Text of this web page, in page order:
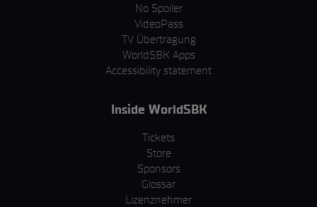
No Spoiler
VideoPass
TV Übertragung
WorldSBK Apps
Accessibility statement
Inside WorldSBK
Tickets
Store
Sponsors
Glossar
Lizenznehmer